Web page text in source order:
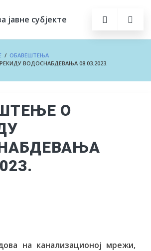
/ ОБАВЕШТЕЊА
ВОДОСНАБДЕВАЊА 08.03.2023.
О
на канализационој мрежи,